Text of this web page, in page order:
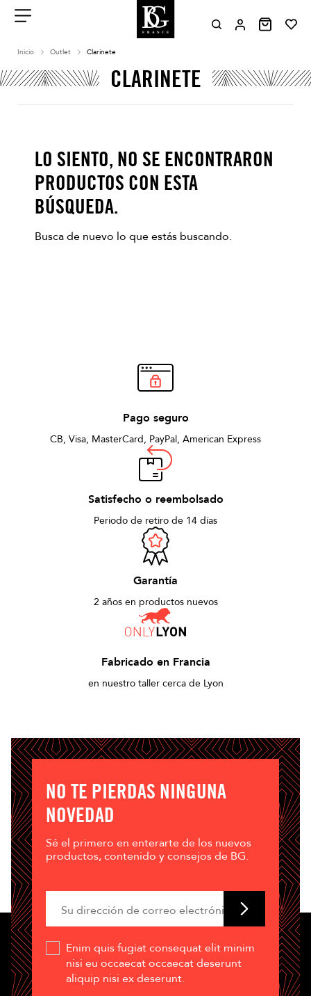
contenu
Inicio Outlet Clarinete
CLARINETE
LO SIENTO, NO SE ENCONTRARON
PRODUCTOS CON ESTA
BÚSQUEDA.
Busca de nuevo lo que estás buscando.
Pago seguro
CB, Visa, MasterCard, PayPal, American Express
Satisfecho o reembolsado
Periodo de retiro de 14 días
Garantía
2 años en productos nuevos
Fabricado en Francia
en nuestro taller cerca de Lyon
NO TE PIERDAS NINGUNA
NOVEDAD
Sé el primero en enterarte de los nuevos
productos, contenido y consejos de BG.
Enim quis fugiat consequat elit minim
nisi eu occaecat occaecat deserunt
aliquip nisi ex deserunt.